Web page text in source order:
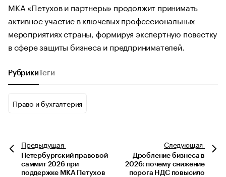
МКА «Петухов и партнеры» продолжит принимать
активное участие в ключевых профессиональных
мероприятиях страны, формируя экспертную повестку
в сфере защиты бизнеса и предпринимателей.
Рубрики Теги
Право и бухгалтерия
Предыдущая
Петербургский правовой
саммит 2026 при
поддержке МКА Петухов
Следующая
Дробление бизнеса в
2026: почему снижение
порога НДС повысило